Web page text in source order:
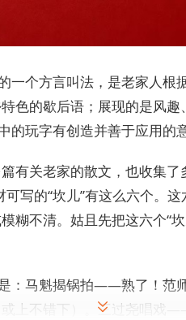
一个方言叫法，是老家人根
色的歇后语；展现的是风
的玩字有创造并善于应用的意
有关老家的散文，也收集了
可写的“坎儿”有这么六个。
糊不清。姑且先把这六个“
是：马魁揭锅拍——熟了！
上不错下）。三过尧唱戏